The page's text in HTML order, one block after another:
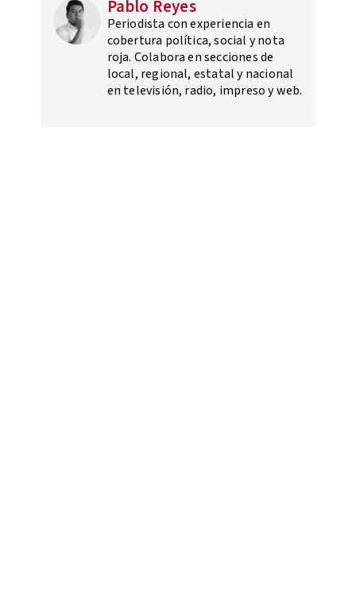
Pablo Reyes
Periodista con experiencia en
cobertura política, social y nota
roja. Colabora en secciones de
local, regional, estatal y nacional
en televisión, radio, impreso y web.